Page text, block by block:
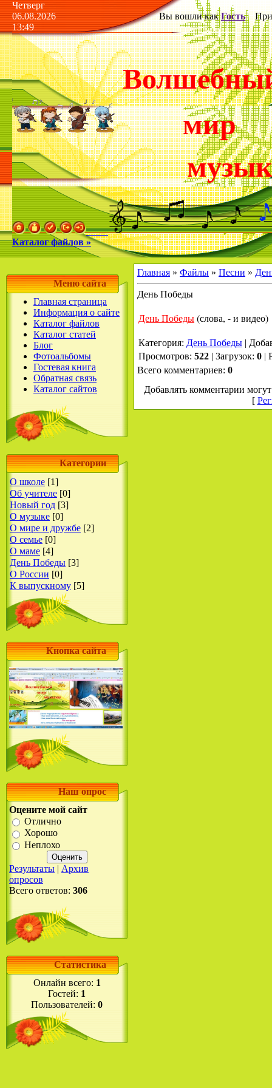
Четверг
06.08.2026
13:49
Вы вошли как Гость
мир
Каталог файлов »
Меню сайта
Главная страница
Информация о сайте
Каталог файлов
Каталог статей
Блог
Фотоальбомы
Гостевая книга
Обратная связь
Каталог сайтов
Категории
О школе [1]
Об учителе [0]
Новый год [3]
О музыке [0]
О мире и дружбе [2]
О семье [0]
О маме [4]
День Победы [3]
О России [0]
К выпускному [5]
Кнопка сайта
Наш опрос
Оцените мой сайт
Отлично
Хорошо
Неплохо
Результаты | Архив
опросов
Всего ответов: 306
Статистика
Онлайн всего: 1
Гостей: 1
Пользователей: 0
Главная » Файлы » Песни »
День Победы
День Победы(слова, - и видео)
Категория: День Победы |
Просмотров: 522 | Загрузок: 0 |
Всего комментариев: 0
Добавлять комментарии
[